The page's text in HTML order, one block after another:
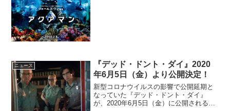
ニュース
『デッド・ドント・ダイ』2020
年6月5日（金）より公開決定！
新型コロナウイルスの影響で公開延期と
なっていた『デッド・ドント・ダイ』
が、2020年6月5日（金）に公開されるこ